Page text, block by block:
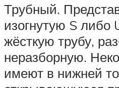
Трубный.
изогнутую S либо
жёсткую трубу,
неразборную.
имеют в нижней